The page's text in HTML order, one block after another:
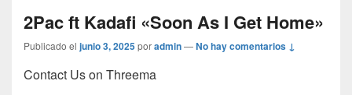
2Pac ft Kadafi «Soon As I Get Home»
Publicado el junio 3, 2025poradmin—No hay comentarios ↓
Contact Us on Threema